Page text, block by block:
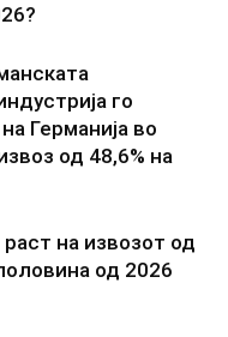
го
Германија во
од 48,6% на
на извозот од
од 2026